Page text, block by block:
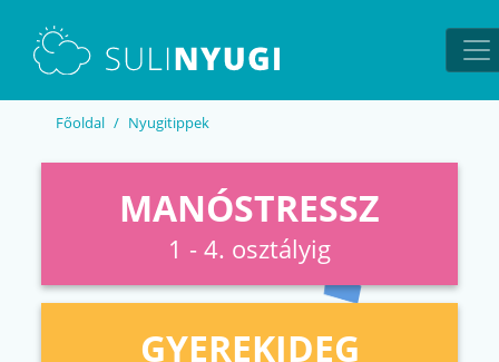
Főoldal Nyugitippek
MANÓSTRESSZ
1 - 4. osztályig
GYEREKIDEG